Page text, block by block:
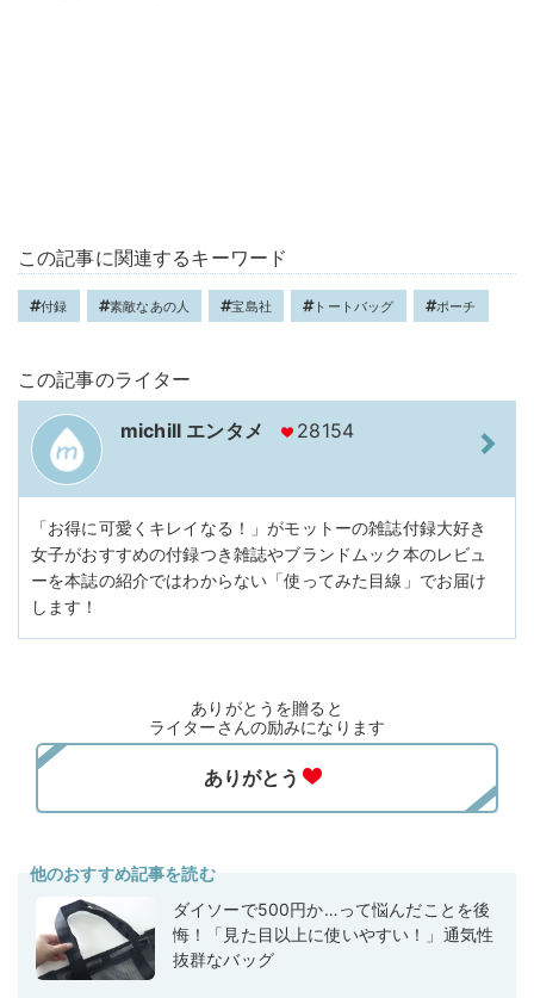
この記事に関連するキーワード
付録 素敵なあの人 宝島社 トートバッグ ポーチ
この記事のライター
michill エンタメ 28154
「お得に可愛くキレイなる！」がモットーの雑誌付録大好き
女子がおすすめの付録つき雑誌やブランドムック本のレビュ
ーを本誌の紹介ではわからない「使ってみた目線」でお届け
します！
ありがとうを贈ると
ライターさんの励みになります
他のおすすめ記事を読む
ダイソーで500円か…って悩んだことを後
悔！「見た目以上に使いやすい！」通気性
抜群なバッグ